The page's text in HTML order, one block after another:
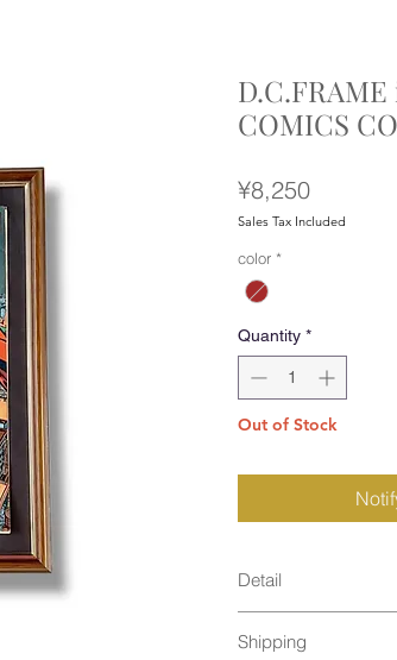
COMICS
¥8,250Price
Sales Tax Included
color *
Quantity *
Out of Stock
Detail
material : Natural
Shipping